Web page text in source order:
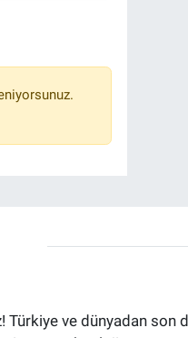
Türkiye ve dünyadan son